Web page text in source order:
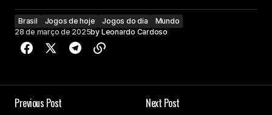
Brasil Jogos de hoje Jogos do dia
Mundo
28 de março de 2025by Leonardo Cardoso
Previous Post
Next Post